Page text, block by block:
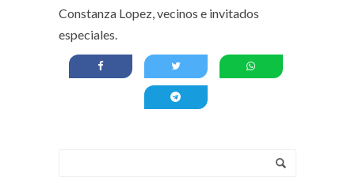
Constanza Lopez, vecinos e invitados
especiales.